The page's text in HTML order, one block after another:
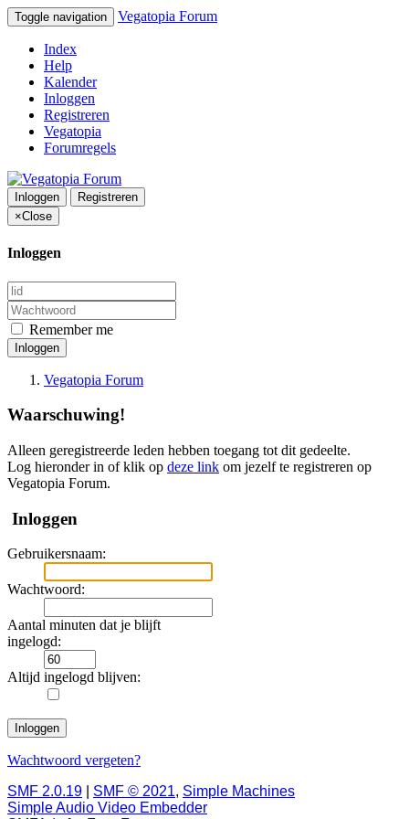
Toggle navigation Vegatopia Forum
Index
Help
Kalender
Inloggen
Registreren
Vegatopia
Forumregels
Inloggen
Registreren
×Close
Inloggen
Remember me
Inloggen
Vegatopia Forum
Waarschuwing!
Alleen geregistreerde leden hebben toegang tot dit gedeelte.
Log hieronder in of klik op deze link om jezelf te registreren op
Vegatopia Forum.
Inloggen
Gebruikersnaam:
Wachtwoord:
Aantal minuten dat je blijft
ingelogd:
Altijd ingelogd blijven:
Wachtwoord vergeten?
SMF 2.0.19
SMF © 2021, Simple Machines
Simple Audio Video Embedder